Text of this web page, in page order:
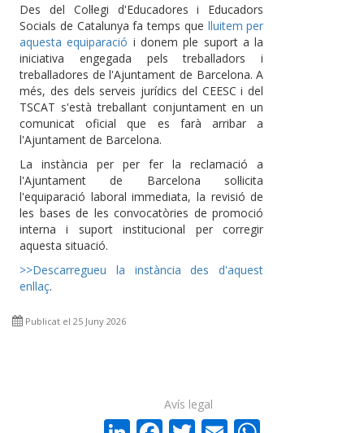
Des del Col·legi d'Educadores i Educadors
Socials de Catalunya fa temps que lluitem per
aquesta equiparació i donem ple suport a la
iniciativa engegada pels treballadors i
treballadores de l'Ajuntament de Barcelona. A
més, des dels serveis jurídics del CEESC i del
TSCAT s'està treballant conjuntament en un
comunicat oficial que es farà arribar a
l'Ajuntament de Barcelona.
La instància per per fer la reclamació a
l'Ajuntament de Barcelona sol·licita
l'equiparació laboral immediata, la revisió de
les bases de les convocatòries de promoció
interna i suport institucional per corregir
aquesta situació.
>>Descarregueu la instància des d'aquest
enllaç.
Publicat el 25 Juny 2026
Avís legal